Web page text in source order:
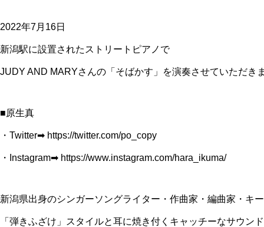
2022年7月16日
新潟駅に設置されたストリートピアノで
JUDY AND MARYさんの「そばかす」を演奏させていただき
■原生真
・Twitter➡ https://twitter.com/po_copy
・Instagram➡︎ https://www.instagram.com/hara_ikuma/
新潟県出身のシンガーソングライター・作曲家・編曲家・キ
「弾きふざけ」スタイルと耳に焼き付くキャッチーなサウン